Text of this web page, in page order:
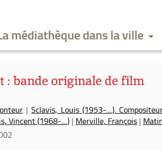
médiathèque dans la ville
: bande originale de film
|Sclavis, Louis (1953-....).
Vincent (1968-....) | Merville, François |